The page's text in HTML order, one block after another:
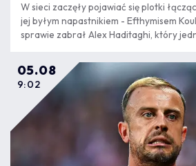
W sieci zaczęły pojawiać się plotki
jej byłym napastnikiem - Efthymisem
sprawie zabrał Alex Haditaghi, który
05.08
9:02